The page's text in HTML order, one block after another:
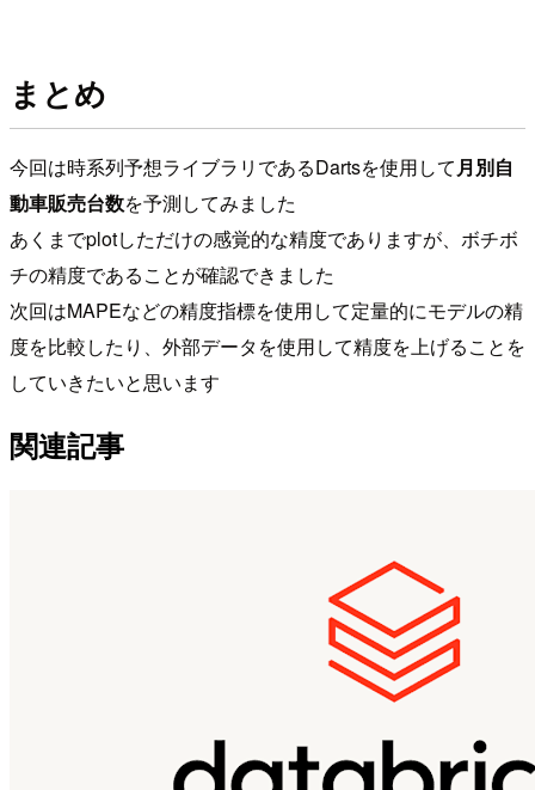
まとめ
今回は時系列予想ライブラリであるDartsを使用して月別自
動車販売台数を予測してみました
あくまでplotしただけの感覚的な精度でありますが、ボチボ
チの精度であることが確認できました
次回はMAPEなどの精度指標を使用して定量的にモデルの精
度を比較したり、外部データを使用して精度を上げることを
していきたいと思います
関連記事